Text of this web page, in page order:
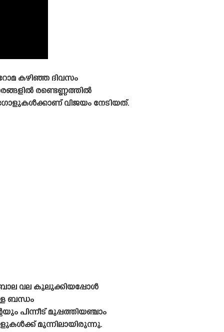
കഴിഞ്ഞ ദിവസം
രണ്ടെണ്ണത്തിൽ
വിജയം നേടിയത്.
വല കുലുക്കിയപ്പോൾ
ബന്ധം
പിന്നീട് മുപ്പത്തിയഞ്ചാം
മുന്നിലായിരുന്നു.